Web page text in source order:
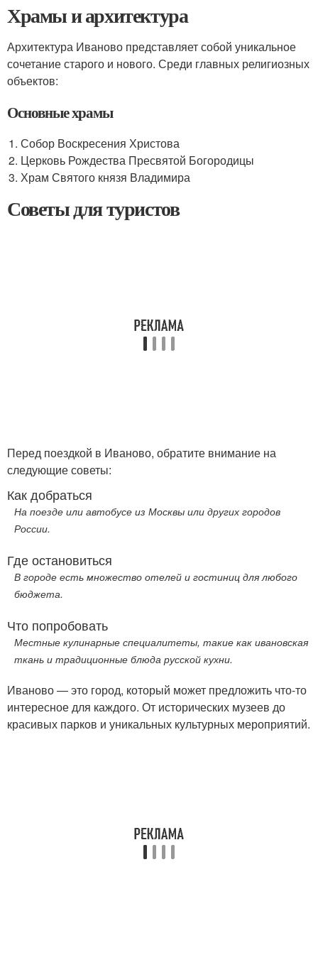
Храмы и архитектура
Архитектура Иваново представляет собой уникальное
сочетание старого и нового. Среди главных религиозных
объектов:
Основные храмы
Собор Воскресения Христова
Церковь Рождества Пресвятой Богородицы
Храм Святого князя Владимира
Советы для туристов
Перед поездкой в Иваново, обратите внимание на
следующие советы:
Как добраться
На поезде или автобусе из Москвы или других городов
России.
Где остановиться
В городе есть множество отелей и гостиниц для любого
бюджета.
Что попробовать
Местные кулинарные специалитеты, такие как ивановская
ткань и традиционные блюда русской кухни.
Иваново — это город, который может предложить что-то
интересное для каждого. От исторических музеев до
красивых парков и уникальных культурных мероприятий.